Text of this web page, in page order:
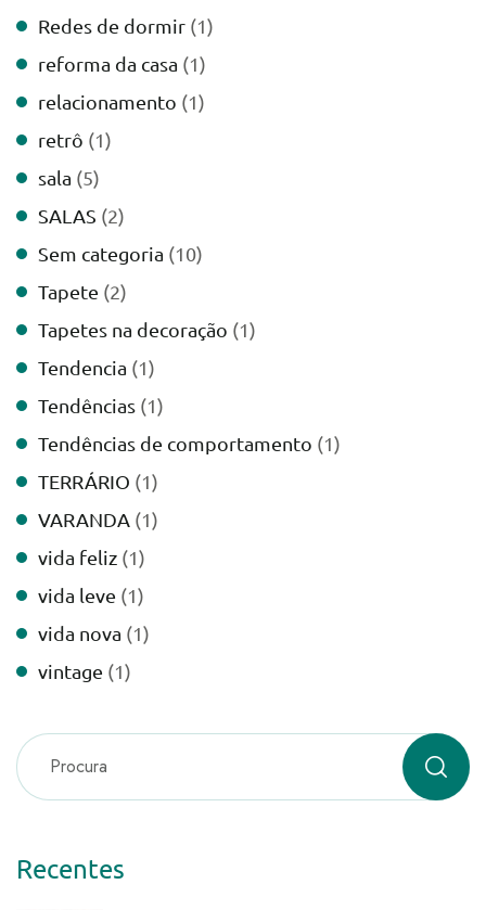
Redes de dormir (1)
reforma da casa (1)
relacionamento (1)
retrô (1)
sala (5)
SALAS (2)
Sem categoria (10)
Tapete (2)
Tapetes na decoração (1)
Tendencia (1)
Tendências (1)
Tendências de comportamento (1)
TERRÁRIO (1)
VARANDA (1)
vida feliz (1)
vida leve (1)
vida nova (1)
vintage (1)
Recentes